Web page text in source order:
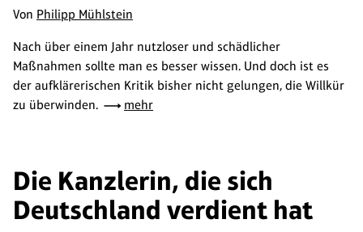
Von Philipp Mühlstein
Nach über einem Jahr nutzloser und schädlicher
Maßnahmen sollte man es besser wissen. Und doch ist es
der aufklärerischen Kritik bisher nicht gelungen, die Willkür
zu überwinden.
mehr
Die Kanzlerin, die sich
Deutschland verdient hat